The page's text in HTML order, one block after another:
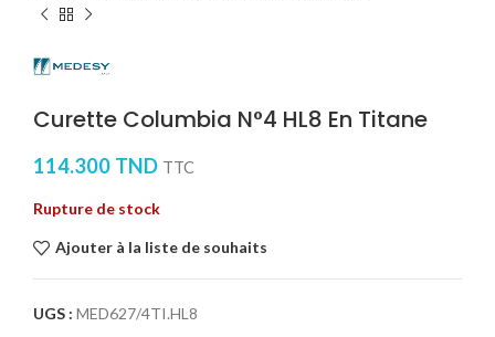
Curette Columbia N°4 HL8 En Titane
114.300 TND TTC
Rupture de stock
Ajouter à la liste de souhaits
UGS : MED627/4TI.HL8